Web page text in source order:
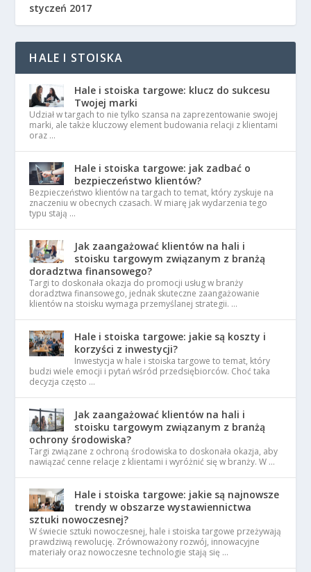
styczeń 2017
HALE I STOISKA
Hale i stoiska targowe: klucz do sukcesu
Twojej marki
Udział w targach to nie tylko szansa na zaprezentowanie swojej
marki, ale także kluczowy element budowania relacji z klientami
oraz …
Hale i stoiska targowe: jak zadbać o
bezpieczeństwo klientów?
Bezpieczeństwo klientów na targach to temat, który zyskuje na
znaczeniu w obecnych czasach. W miarę jak wydarzenia tego
typu stają …
Jak zaangażować klientów na hali i
stoisku targowym związanym z branżą
doradztwa finansowego?
Targi to doskonała okazja do promocji usług w branży
doradztwa finansowego, jednak skuteczne zaangażowanie
klientów na stoisku wymaga przemyślanej strategii. …
Hale i stoiska targowe: jakie są koszty i
korzyści z inwestycji?
Inwestycja w hale i stoiska targowe to temat, który
budzi wiele emocji i pytań wśród przedsiębiorców. Choć taka
decyzja często …
Jak zaangażować klientów na hali i
stoisku targowym związanym z branżą
ochrony środowiska?
Targi związane z ochroną środowiska to doskonała okazja, aby
nawiązać cenne relacje z klientami i wyróżnić się w branży. W …
Hale i stoiska targowe: jakie są najnowsze
trendy w obszarze wystawiennictwa
sztuki nowoczesnej?
W świecie sztuki nowoczesnej, hale i stoiska targowe przeżywają
prawdziwą rewolucję. Zrównoważony rozwój, innowacyjne
materiały oraz nowoczesne technologie stają się …